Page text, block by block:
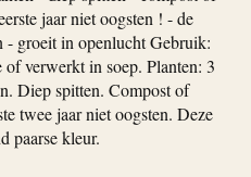
jaar niet oogsten ! - de
- groeit in openlucht Gebruik:
verwerkt in soep. Planten: 3
Diep spitten. Compost of
twee jaar niet oogsten. Deze
paarse kleur.